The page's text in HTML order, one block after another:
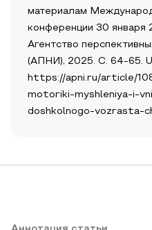
материалам
конференции 30
Агентство
(АПНИ), 2025. С. 64-65.
https://apni.ru/article/
motoriki-myshleniya-i-
doshkolnogo-vozrasta-